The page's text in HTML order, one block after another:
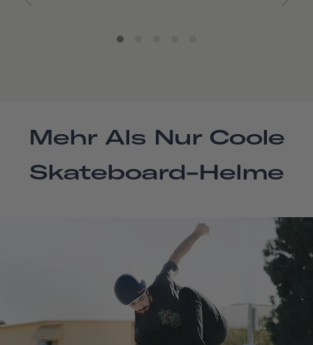
Mehr Als Nur Coole
Skateboard-Helme